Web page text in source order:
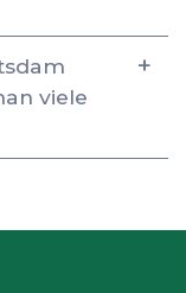
viele